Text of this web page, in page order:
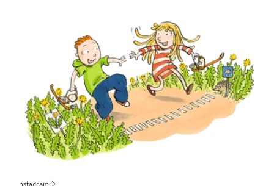
Instagram